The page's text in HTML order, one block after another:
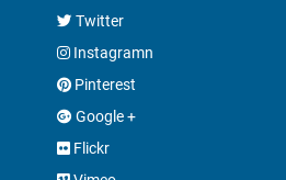
Twitter
Instagramn
Pinterest
Google +
Flickr